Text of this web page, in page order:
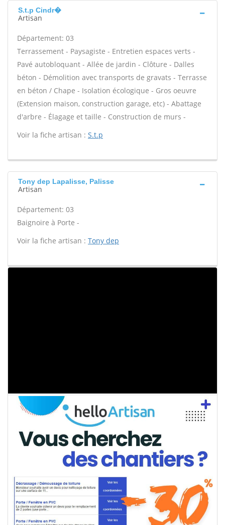
S.t.p Cindr�
Artisan
Département: 03
Terrassement - Paysagiste - Entretien espaces verts -
Pavé autobloquant - Allée de jardin - Clôture - Dalles
béton - Démolition avec transports de gravats - Terrasse
en béton / Chape - Isolation écologique - Gros oeuvre
(Extension maison, construction garage, etc) - Abattage
d'arbre - Élagage et taille - Construction de murs -
Voir la fiche artisan : S.t.p
Tony dep Lapalisse, Palisse
Artisan
Département: 03
Baignoire à Porte -
Voir la fiche artisan : Tony dep